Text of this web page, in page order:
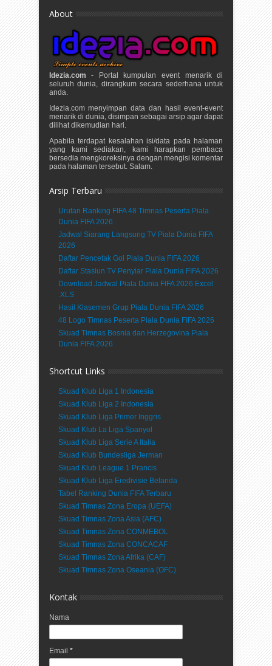
About
Idezia.com - Portal kumpulan event menarik di
seluruh dunia, dirangkum secara sederhana untuk
anda.
Idezia.com menyimpan data dan hasil event-event
menarik di dunia, disimpan sebagai arsip agar dapat
dilihat dikemudian hari.
Apabila terdapat kesalahan isi/data pada halaman
yang kami sediakan, kami harapkan pembaca
bersedia mengkoreksinya dengan mengisi komentar
pada halaman tersebut. Salam.
Arsip Terbaru
Urutan Ranking FIFA 48 Timnas Peserta Piala
Dunia FIFA 2026
Jadwal Siarang Langsung TV Piala Dunia FIFA
2026
Daftar Pencetak Gol Piala Dunia FIFA 2026
Daftar Stasiun TV Penyiar Piala Dunia FIFA 2026
Download Jadwal Piala Dunia FIFA 2026 Excel
.XLS
Hasil Klasemen Grup Piala Dunia FIFA 2026
48 Logo Timnas Peserta Piala Dunia FIFA 2026
Skuad Timnas Bosnia dan Herzegovina Piala
Dunia FIFA 2026
Shortcut Links
Skuad Klub Liga 1 Indonesia
Skuad Klub Liga 2 Indonesia
Skuad Klub Liga Primer Inggris
Skuad Klub La Liga Spanyol
Skuad Klub Liga Serie A Italia
Skuad Klub Bundesliga Jerman
Skuad Klub League 1 Prancis
Skuad Klub Liga Eredivisie Belanda
Tabel Ranking Dunia FIFA Terbaru
Skuad Timnas Zona Eropa (UEFA)
Skuad Timnas Zona Asia (AFC)
Skuad Timnas Zona CONMEBOL
Skuad Timnas Zona CONCACAF
Skuad Timnas Zona Afrika (CAF)
Skuad Timnas Zona Oseania (OFC)
Kontak
Nama
Email *